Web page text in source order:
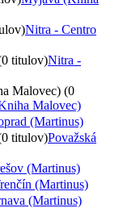
Nitra - Centro
titulov)Nitra -
Malovec) (0
Malovec)
(Martinus)
titulov)Považská
(Martinus)
(Martinus)
(Martinus)